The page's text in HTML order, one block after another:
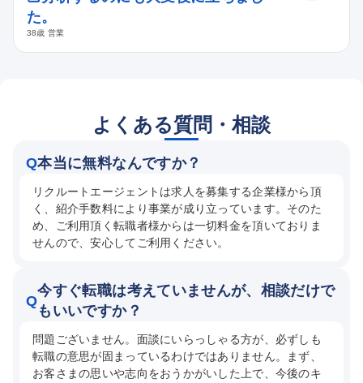
た。
38歳 営業
よくある質問・相談
Q本当に無料なんですか？
リクルートエージェントは求人を募集する企業様から頂
く、紹介手数料により事業が成り立っています。そのた
め、ご利用頂く転職者様からは一切料金を頂いておりま
せんので、安心してご利用ください。
Q
今すぐ転職は考えていませんが、相談だけで
もいいですか？
問題ございません。面談にいらっしゃる方が、必ずしも
転職の意思が固まっているわけではありません。まず、
お客さまの思いや志向をおうかがいした上で、今後のキ